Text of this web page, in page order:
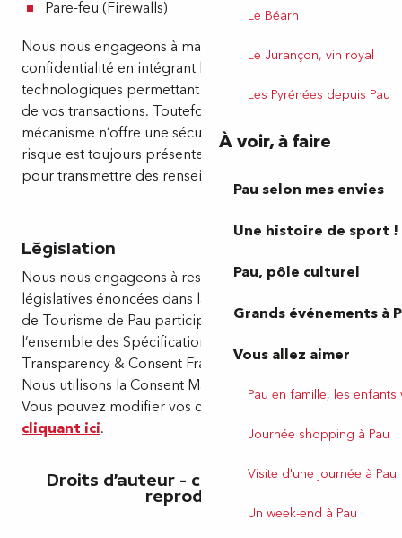
Le Béarn
Le Jurançon, vin royal
Les Pyrénées depuis Pau
À voir, à faire
Pau selon mes envies
Une histoire de sport !
Pau, pôle culturel
Grands événements à
Vous allez aimer
Pau en famille, les
Journée shopping à Pau
Visite d'une journée à Pau
Un week-end à Pau
Pare-feu (Firewalls)
Nous nous engageons à maintenir un haut degré de
confidentialité en intégrant les dernières innovations
technologiques permettant d’assurer la confidentialité
de vos transactions. Toutefois, comme aucun
mécanisme n’offre une sécurité maximale, une part de
risque est toujours présente lorsque l’on utilise internet
pour transmettre des renseignements personnels.
Législation
Nous nous engageons à respecter les dispositions
législatives énoncées dans la déclaration CNIL. L’Office
de Tourisme de Pau participe et est conforme à
l’ensemble des Spécifications et Politiques du
Transparency & Consent Framework de l’IAB Europe.
Nous utilisons la Consent Management Platform n°92.
Vous pouvez modifier vos choix à tout moment en
cliquant ici.
Droits d’auteur – copyright – droit de
reproduction